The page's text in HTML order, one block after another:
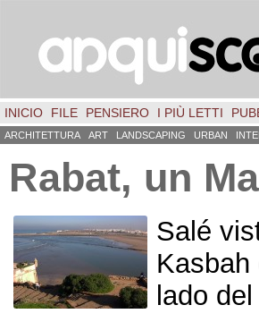
INICIO FILE PENSIERO I PIÙ LETTI
ARCHITETTURA ART LANDSCAPING URBAN
Rabat, un
Salé
lado